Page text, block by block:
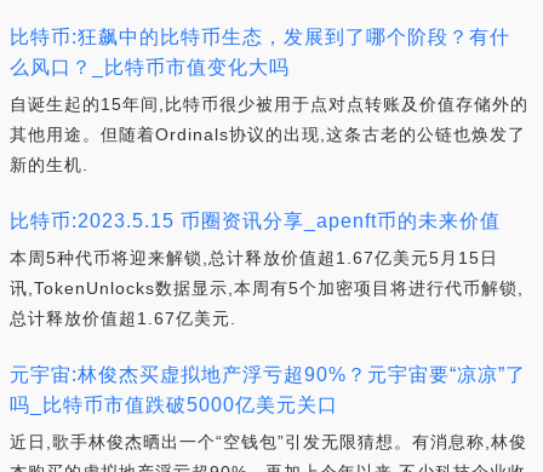
比特币:狂飙中的比特币生态，发展到了哪个阶段？有什
么风口？_比特币市值变化大吗
自诞生起的15年间,比特币很少被用于点对点转账及价值存储外的
其他用途。但随着Ordinals协议的出现,这条古老的公链也焕发了
新的生机.
比特币:2023.5.15 币圈资讯分享_apenft币的未来价值
本周5种代币将迎来解锁,总计释放价值超1.67亿美元5月15日
讯,TokenUnlocks数据显示,本周有5个加密项目将进行代币解锁,
总计释放价值超1.67亿美元.
元宇宙:林俊杰买虚拟地产浮亏超90%？元宇宙要“凉凉”了
吗_比特币市值跌破5000亿美元关口
近日,歌手林俊杰晒出一个“空钱包”引发无限猜想。有消息称,林俊